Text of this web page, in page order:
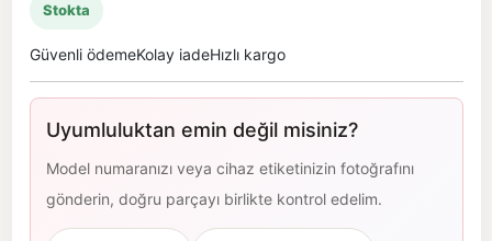
Stokta
Güvenli ödemeKolay iadeHızlı kargo
Uyumluluktan emin değil misiniz?
Model numaranızı veya cihaz etiketinizin fotoğrafını
gönderin, doğru parçayı birlikte kontrol edelim.